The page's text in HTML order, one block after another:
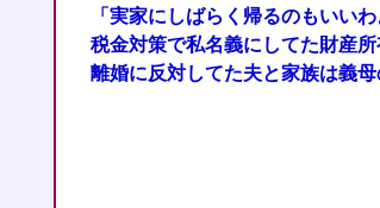
「実家にしばらく帰るのもいい
税金対策で私名義にしてた財産
離婚に反対してた夫と家族は義